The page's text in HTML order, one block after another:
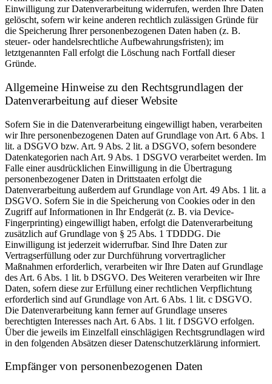
Einwilligung zur Datenverarbeitung widerrufen, werden Ihre Daten
gelöscht, sofern wir keine anderen rechtlich zulässigen Gründe für
die Speicherung Ihrer personenbezogenen Daten haben (z. B.
steuer- oder handelsrechtliche Aufbewahrungsfristen); im
letztgenannten Fall erfolgt die Löschung nach Fortfall dieser
Gründe.
Allgemeine Hinweise zu den Rechtsgrundlagen der
Datenverarbeitung auf dieser Website
Sofern Sie in die Datenverarbeitung eingewilligt haben, verarbeiten
wir Ihre personenbezogenen Daten auf Grundlage von Art. 6 Abs. 1
lit. a DSGVO bzw. Art. 9 Abs. 2 lit. a DSGVO, sofern besondere
Datenkategorien nach Art. 9 Abs. 1 DSGVO verarbeitet werden. Im
Falle einer ausdrücklichen Einwilligung in die Übertragung
personenbezogener Daten in Drittstaaten erfolgt die
Datenverarbeitung außerdem auf Grundlage von Art. 49 Abs. 1 lit. a
DSGVO. Sofern Sie in die Speicherung von Cookies oder in den
Zugriff auf Informationen in Ihr Endgerät (z. B. via Device-
Fingerprinting) eingewilligt haben, erfolgt die Datenverarbeitung
zusätzlich auf Grundlage von § 25 Abs. 1 TDDDG. Die
Einwilligung ist jederzeit widerrufbar. Sind Ihre Daten zur
Vertragserfüllung oder zur Durchführung vorvertraglicher
Maßnahmen erforderlich, verarbeiten wir Ihre Daten auf Grundlage
des Art. 6 Abs. 1 lit. b DSGVO. Des Weiteren verarbeiten wir Ihre
Daten, sofern diese zur Erfüllung einer rechtlichen Verpflichtung
erforderlich sind auf Grundlage von Art. 6 Abs. 1 lit. c DSGVO.
Die Datenverarbeitung kann ferner auf Grundlage unseres
berechtigten Interesses nach Art. 6 Abs. 1 lit. f DSGVO erfolgen.
Über die jeweils im Einzelfall einschlägigen Rechtsgrundlagen wird
in den folgenden Absätzen dieser Datenschutzerklärung informiert.
Empfänger von personenbezogenen Daten